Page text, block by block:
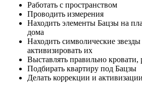
Работать с пространством
Проводить измерения
Находить элементы Бацзы на
дома
Находить символические
активизировать их
Выставлять правильно кровати,
Подбирать квартиру под Бацзы
Делать коррекции и